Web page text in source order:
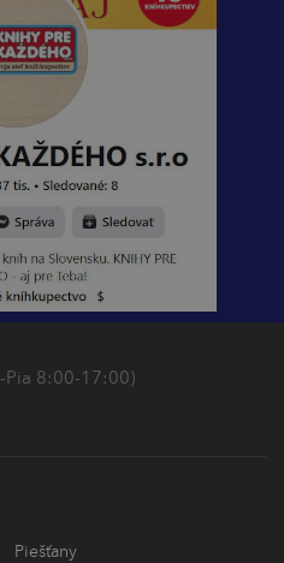
Pia 8:00-17:00)
Piešťany